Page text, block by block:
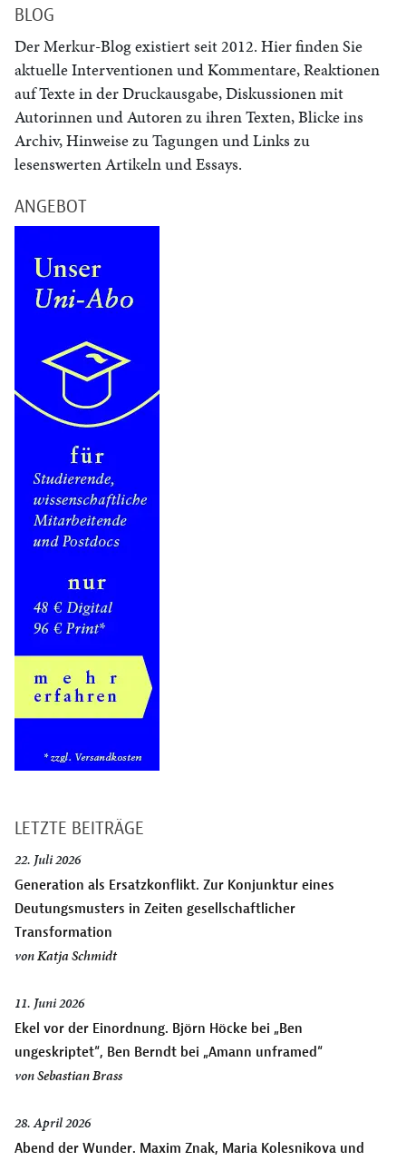
BLOG
Der Merkur-Blog existiert seit 2012. Hier finden Sie
aktuelle Interventionen und Kommentare, Reaktionen
auf Texte in der Druckausgabe, Diskussionen mit
Autorinnen und Autoren zu ihren Texten, Blicke ins
Archiv, Hinweise zu Tagungen und Links zu
lesenswerten Artikeln und Essays.
ANGEBOT
LETZTE BEITRÄGE
22. Juli 2026
Generation als Ersatzkonflikt. Zur Konjunktur eines
Deutungsmusters in Zeiten gesellschaftlicher
Transformation
vonKatja Schmidt
11. Juni 2026
Ekel vor der Einordnung. Björn Höcke bei „Ben
ungeskriptet“, Ben Berndt bei „Amann unframed“
vonSebastian Brass
28. April 2026
Abend der Wunder. Maxim Znak, Maria Kolesnikova und